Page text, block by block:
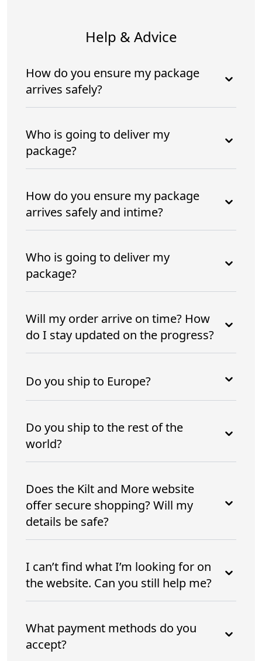
Help & Advice
How do you ensure my package
arrives safely?
Who is going to deliver my
package?
How do you ensure my package
arrives safely and intime?
Who is going to deliver my
package?
Will my order arrive on time? How
do I stay updated on the progress?
Do you ship to Europe?
Do you ship to the rest of the
world?
Does the Kilt and More website
offer secure shopping? Will my
details be safe?
I can’t find what I’m looking for on
the website. Can you still help me?
What payment methods do you
accept?